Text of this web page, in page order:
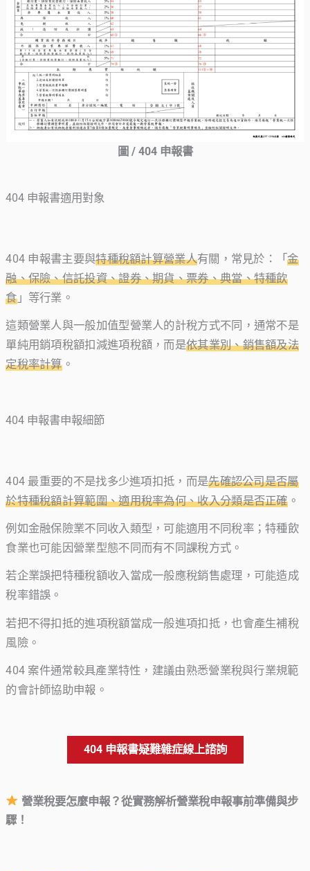
圖 / 404 申報書
404 申報書適用對象
404 申報書主要與特種稅額計算營業人有關，常見於：「金
融、保險、信託投資、證券、期貨、票券、典當、特種飲
食」等行業。
這類營業人與一般加值型營業人的計稅方式不同，通常不是
單純用銷項稅額扣減進項稅額，而是依其業別、銷售額及法
定稅率計算。
404 申報書申報細節
404 最重要的不是找多少進項扣抵，而是先確認公司是否屬
於特種稅額計算範圍、適用稅率為何、收入分類是否正確。
例如金融保險業不同收入類型，可能適用不同稅率；特種飲
食業也可能因營業型態不同而有不同課稅方式。
若企業誤把特種稅額收入當成一般應稅銷售處理，可能造成
稅率錯誤。
若把不得扣抵的進項稅額當成一般進項扣抵，也會產生補稅
風險。
404 案件通常較具產業特性，建議由熟悉營業稅與行業規範
的會計師協助申報。
404 申報書疑難雜症線上諮詢
營業稅要怎麼申報？從實務解析營業稅申報事前準備與步
驟！